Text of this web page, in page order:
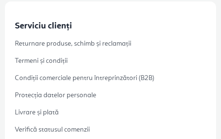
Serviciu clienți
Returnare produse, schimb și reclamații
Termeni și condiții
Condiții comerciale pentru întreprinzători (B2B)
Protecția datelor personale
Livrare și plată
Verifică statusul comenzii